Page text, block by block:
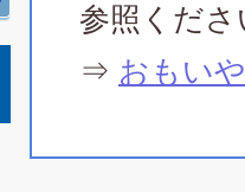
参照くださ
⇒ おもい